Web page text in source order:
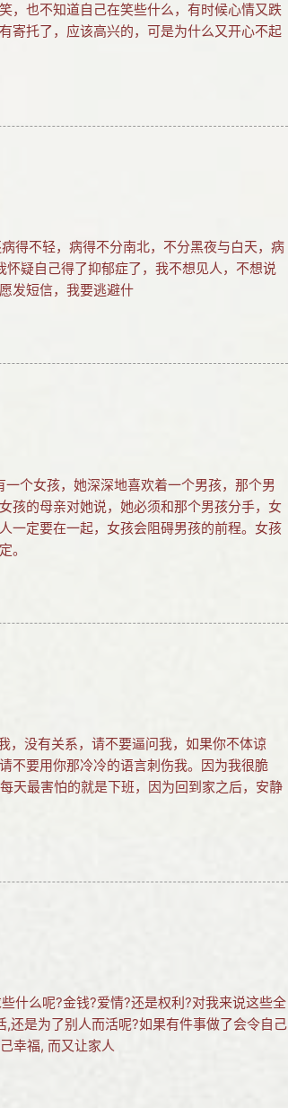
，也不知道自己在笑些什么，有时候心情又跌
寄托了，应该高兴的，可是为什么又开心不起
不轻，病得不分南北，不分黑夜与白天，病
疑自己得了抑郁症了，我不想见人，不想说
发短信，我要逃避什
个女孩，她深深地喜欢着一个男孩，那个男
孩的母亲对她说，她必须和那个男孩分手，女
一定要在一起，女孩会阻碍男孩的前程。女孩
。
没有关系，请不要逼问我，如果你不体谅
不要用你那冷冷的语言刺伤我。因为我很脆
天最害怕的就是下班，因为回到家之后，安静
什么呢?金钱?爱情?还是权利?对我来说这些全
是为了别人而活呢?如果有件事做了会令自己
幸福, 而又让家人